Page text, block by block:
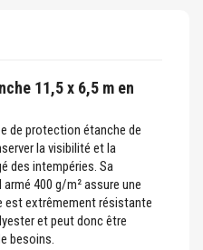
11,5 x 6,5 m en
de protection étanche de
la visibilité et la
des intempéries. Sa
400 g/m² assure une
est extrêmement résistante
et peut donc être
besoins.